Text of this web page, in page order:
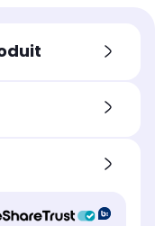
sur cheveux mouillés
pochette thermo-